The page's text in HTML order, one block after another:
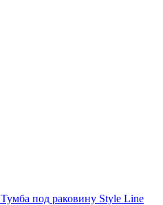
Тумба под раковину Style Line